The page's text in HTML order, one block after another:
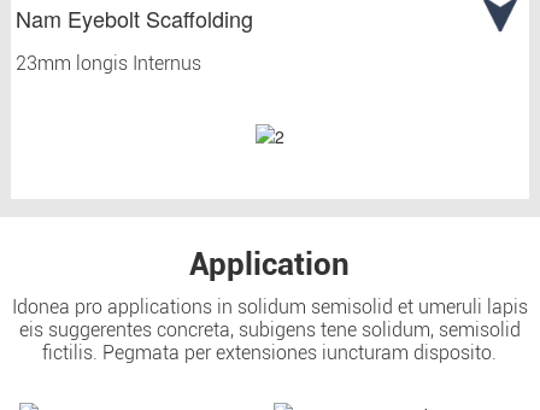
Nam Eyebolt Scaffolding
23mm longis Internus
Application
Idonea pro applications in solidum semisolid et umeruli lapis
eis suggerentes concreta, subigens tene solidum, semisolid
fictilis. Pegmata per extensiones iuncturam disposito.